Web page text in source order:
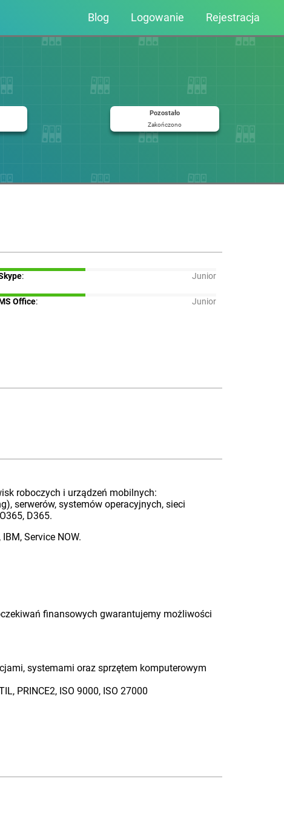
Blog Logowanie Rejestracja
Pozostało
Zakończono
: Junior
Office: Junior
roboczych i urządzeń mobilnych:
serwerów, systemów operacyjnych, sieci
D365.
Service NOW.
finansowych gwarantujemy możliwości
systemami oraz sprzętem komputerowym
PRINCE2, ISO 9000, ISO 27000